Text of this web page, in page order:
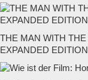
THE MAN WITH
EXPANDED EDITION